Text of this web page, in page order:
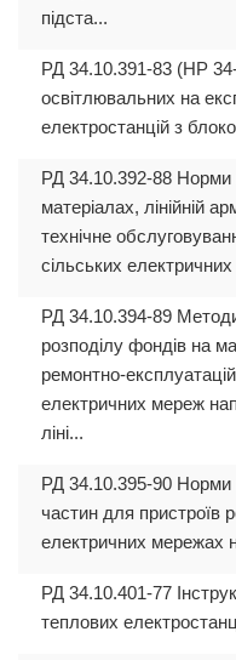
підста...
РД 34.10.391-83 (НР
освітлювальних на
електростанцій з
РД 34.10.392-88 Норми
матеріалах, лінійній
технічне
сільських
РД 34.10.394-89
розподілу фондів на
ремонтно-
електричних мереж
ліні...
РД 34.10.395-90 Норми
частин для пристроїв
електричних мережах
РД 34.10.401-77
теплових